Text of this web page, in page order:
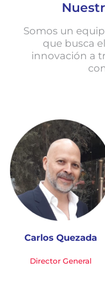
Somos un
que busca
innovación a
Carlos Quezada
Director General